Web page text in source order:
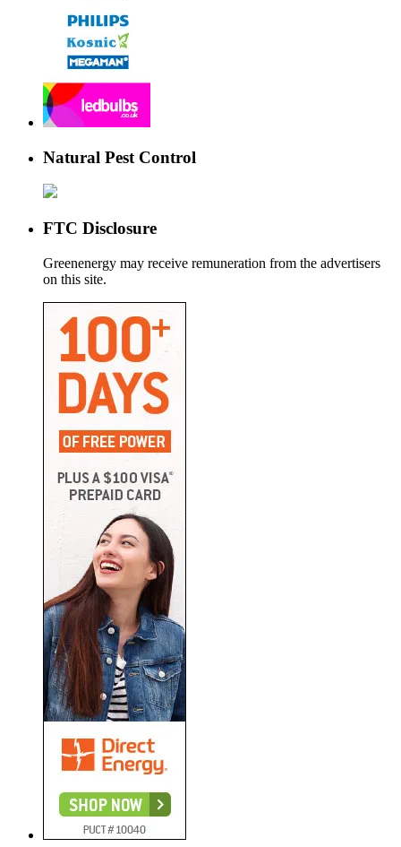
Natural Pest Control
FTC Disclosure
Greenenergy may receive remuneration from the advertisers
on this site.